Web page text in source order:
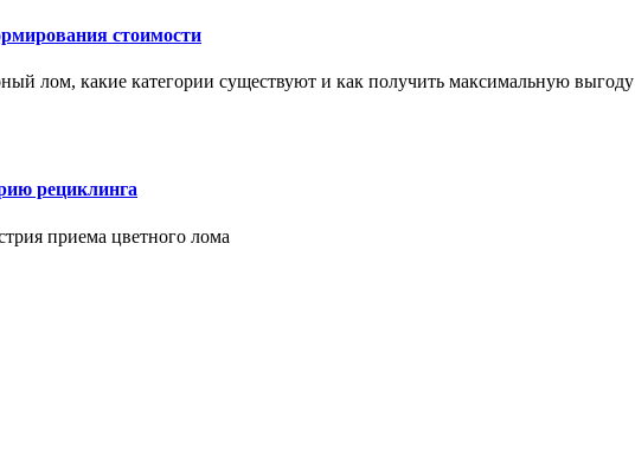
стоимости
лом, какие категории существуют и как получить максимальную выгоду
рециклинга
приема цветного лома